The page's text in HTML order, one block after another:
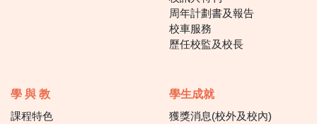
周年計劃書及報告
校車服務
歷任校監及校長
學 與 教
課程特色
學生成就
獲獎消息(校外及校內)